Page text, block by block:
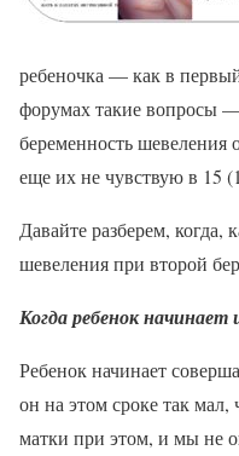
ребеночка — как в
форумах такие вопросы
беременность
еще их не чувствую в 15
Давайте разберем,
шевеления при второй
Когда ребенок начинает
Ребенок начинает
он на этом сроке так мал,
матки при этом, и мы не